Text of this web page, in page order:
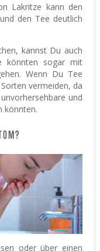
Lakritze kann den
den Tee deutlich
kannst Du auch
könnten sogar mit
Wenn Du Tee
vermeiden, da
und
könnten.
oder über einen